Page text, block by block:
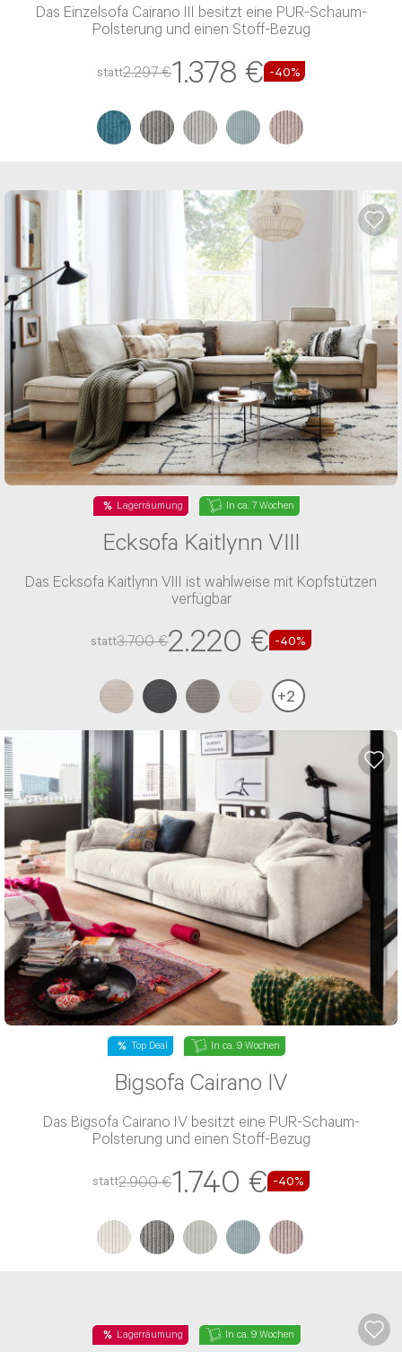
Das Einzelsofa Cairano III besitzt eine PUR-Schaum-
Polsterung und einen Stoff-Bezug
statt2.297 €1.378 € -40%
Lagerräumung In ca. 7 Wochen
Ecksofa Kaitlynn VIII
Das Ecksofa Kaitlynn VIII ist wahlweise mit Kopfstützen
verfügbar
statt3.700 €2.220 € -40%
+2
Top Deal In ca. 9 Wochen
Bigsofa Cairano IV
Das Bigsofa Cairano IV besitzt eine PUR-Schaum-
Polsterung und einen Stoff-Bezug
statt2.900 €1.740 € -40%